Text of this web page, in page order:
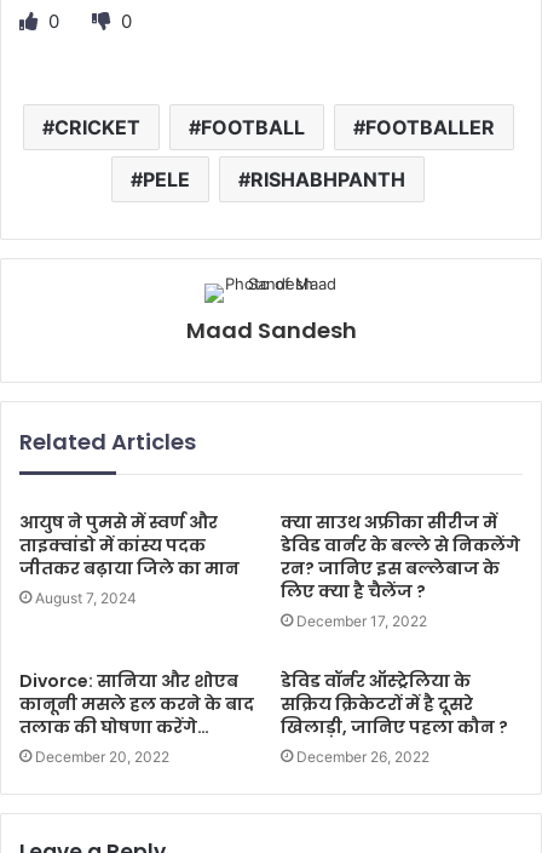
0 0
CRICKET FOOTBALL FOOTBALLER
PELE RISHABHPANTH
Maad Sandesh
Related Articles
आयुष ने पुमसे में स्वर्ण और
ताइक्वांडो में कांस्य पदक
जीतकर बढ़ाया जिले का मान
August 7, 2024
क्या साउथ अफ्रीका सीरीज में
डेविड वार्नर के बल्ले से निकलेंगे
रन? जानिए इस बल्लेबाज के
लिए क्या है चैलेंज ?
December 17, 2022
Divorce: सानिया और शोएब
कानूनी मसले हल करने के बाद
तलाक की घोषणा करेंगे…
December 20, 2022
डेविड वॉर्नर ऑस्ट्रेलिया के
सक्रिय क्रिकेटरों में है दूसरे
खिलाड़ी, जानिए पहला कौन ?
December 26, 2022